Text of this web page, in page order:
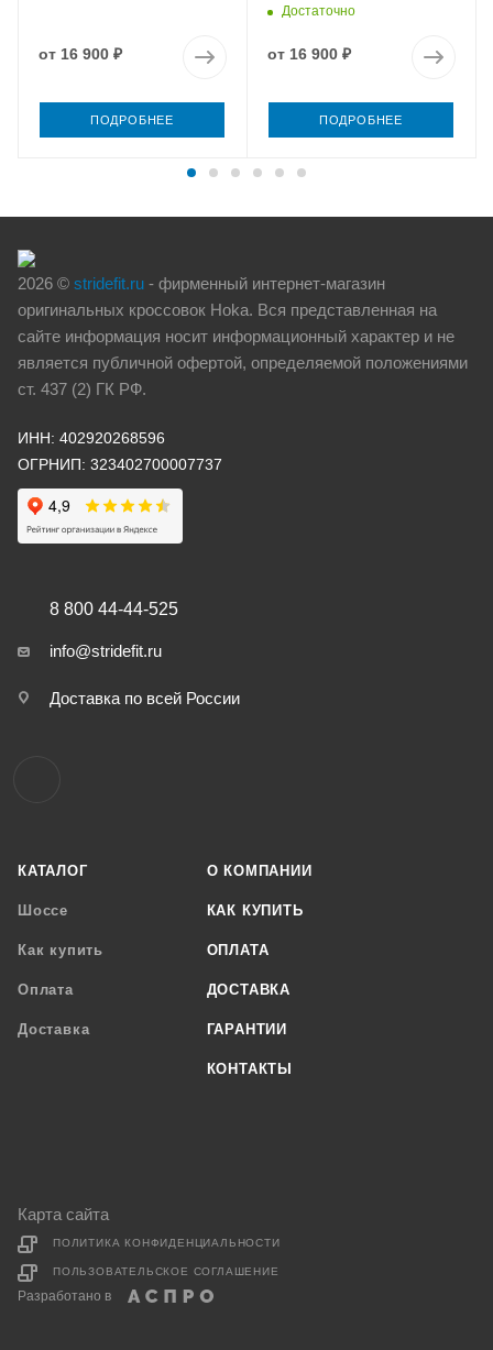
от 16 900 ₽
ПОДРОБНЕЕ
Достаточно
от 16 900 ₽
ПОДРОБНЕЕ
2026 © stridefit.ru - фирменный интернет-магазин
оригинальных кроссовок Hoka. Вся представленная на
сайте информация носит информационный характер и не
является публичной офертой, определяемой положениями
ст. 437 (2) ГК РФ.
ИНН: 402920268596
ОГРНИП: 323402700007737
КАТАЛОГ
Шоссе
Как купить
Оплата
Доставка
О КОМПАНИИ
КАК КУПИТЬ
ОПЛАТА
ДОСТАВКА
ГАРАНТИИ
КОНТАКТЫ
8 800 44-44-525
info@stridefit.ru
Доставка по всей России
Карта сайта
ПОЛИТИКА КОНФИДЕНЦИАЛЬНОСТИ
ПОЛЬЗОВАТЕЛЬСКОЕ СОГЛАШЕНИЕ
Разработано в